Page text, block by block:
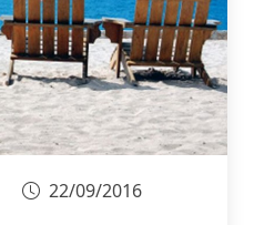
22/09/2016